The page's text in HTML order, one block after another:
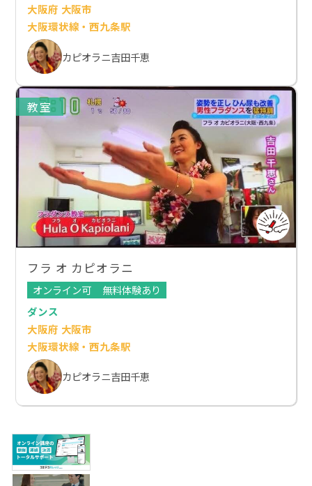
大阪府 大阪市
大阪環状線・西九条駅
カピオラニ吉田千恵
教室
フラ オ カピオラニ
オンライン可
無料体験あり
ダンス
大阪府 大阪市
大阪環状線・西九条駅
カピオラニ吉田千恵